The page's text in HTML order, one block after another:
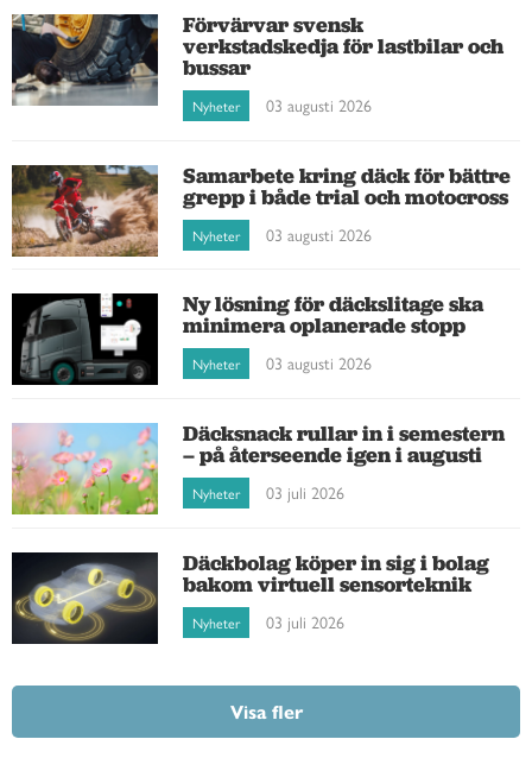
Förvärvar svensk
verkstadskedja för lastbilar och
bussar
Nyheter 03 augusti 2026
Samarbete kring däck för bättre
grepp i både trial och motocross
Nyheter 03 augusti 2026
Ny lösning för däckslitage ska
minimera oplanerade stopp
Nyheter 03 augusti 2026
Däcksnack rullar in i semestern
– på återseende igen i augusti
Nyheter 03 juli 2026
Däckbolag köper in sig i bolag
bakom virtuell sensorteknik
Nyheter 03 juli 2026
Visa fler